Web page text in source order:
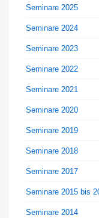
Seminare 2025
Seminare 2024
Seminare 2023
Seminare 2022
Seminare 2021
Seminare 2020
Seminare 2019
Seminare 2018
Seminare 2017
Seminare 2015 bis
Seminare 2014